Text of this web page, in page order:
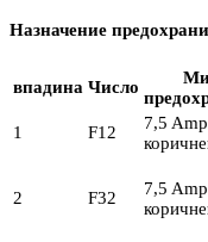
Назначение
впадина Число
1 F12
7,5 Amp
2 F32
7,5 Amp